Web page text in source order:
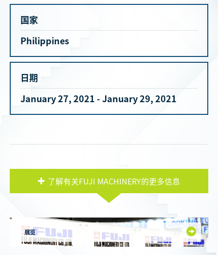
国家
Philippines
日期
January 27, 2021 - January 29, 2021
了解有关FUJI MACHINERY的更多信息
展览